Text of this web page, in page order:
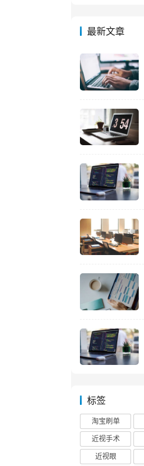
最新文章
标签
淘宝刷单
近视手术
近视眼